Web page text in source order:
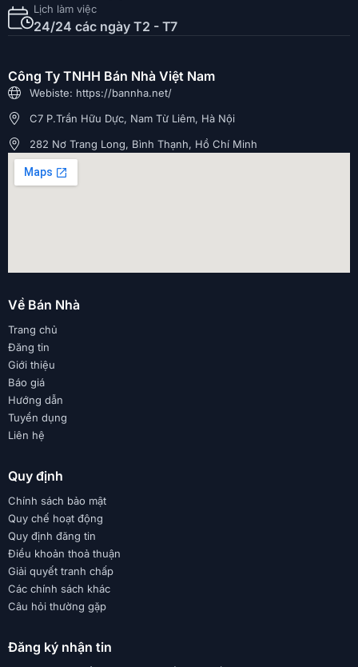
Lịch làm việc
24/24 các ngày T2 - T7
Công Ty TNHH Bán Nhà Việt Nam
Webiste: https://bannha.net/
C7 P.Trần Hữu Dực, Nam Từ Liêm, Hà Nội
282 Nơ Trang Long, Bình Thạnh, Hồ Chí Minh
Về Bán Nhà
Trang chủ
Đăng tin
Giới thiệu
Báo giá
Hướng dẫn
Tuyển dụng
Liên hệ
Quy định
Chính sách bảo mật
Quy chế hoạt động
Quy định đăng tin
Điều khoản thoả thuận
Giải quyết tranh chấp
Các chính sách khác
Câu hỏi thường gặp
Đăng ký nhận tin